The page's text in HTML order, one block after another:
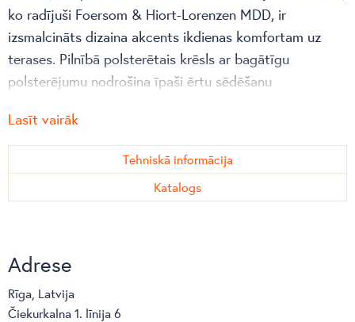
ko radījuši Foersom & Hiort-Lorenzen MDD, ir
izsmalcināts dizaina akcents ikdienas komfortam uz
terases. Pilnībā polsterētais krēsls ar bagātīgu
polsterējumu nodrošina īpaši ērtu sēdēšanu
gaisotnē.
Krēsls aprīkots ar diskrētu 360° rotējošu tīkkoka
, kas piešķir dizainam smalku funkcionalitāti un
ļauj tam viegli pielāgoties jūsu kustībām. Organiskā
lounge zonās.
Pateicoties Cane-line QuickDry & Airflow
Lasīt vairāk
Tehniskā informācija
Katalogs
Adrese
Rīga, Latvija
Čiekurkalna 1. līnija 6